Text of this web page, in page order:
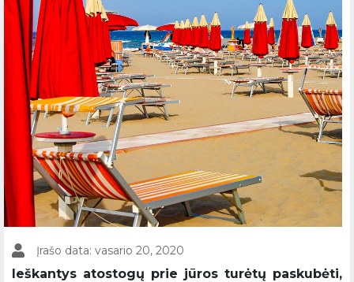
Įrašo data: vasario 20, 2020
Ieškantys atostogų prie jūros turėtų paskubėti,